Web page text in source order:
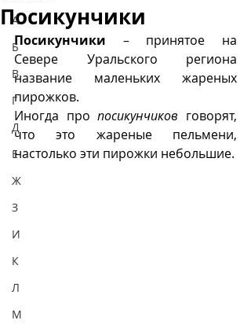
А
Б
В
Г
Д
Е
Ж
З
И
К
Л
М
Посикунчики
Посикунчики – принятое на
Севере Уральского региона
название маленьких жареных
пирожков.
Иногда про посикунчиков говорят,
что это жареные пельмени,